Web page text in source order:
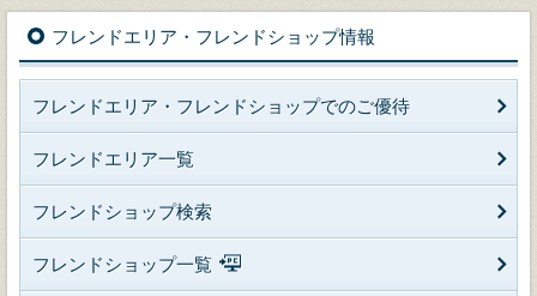
フレンドエリア・フレンドショップ情報
フレンドエリア・フレンドショップでのご優待
フレンドエリア一覧
フレンドショップ検索
フレンドショップ一覧